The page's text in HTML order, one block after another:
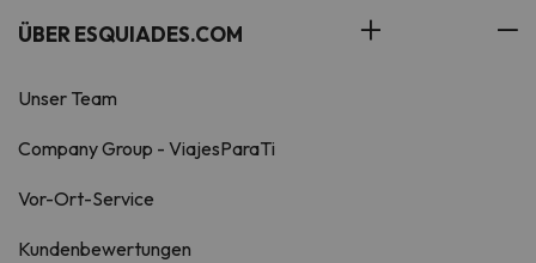
ÜBER ESQUIADES.COM
Unser Team
Company Group - ViajesParaTi
Vor-Ort-Service
Kundenbewertungen